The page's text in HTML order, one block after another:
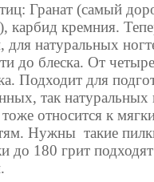
Гранат (самый
карбид кремния.
для натуральных
до блеска. От
Подходит для
так
относится к
Нужны такие
до 180 грит